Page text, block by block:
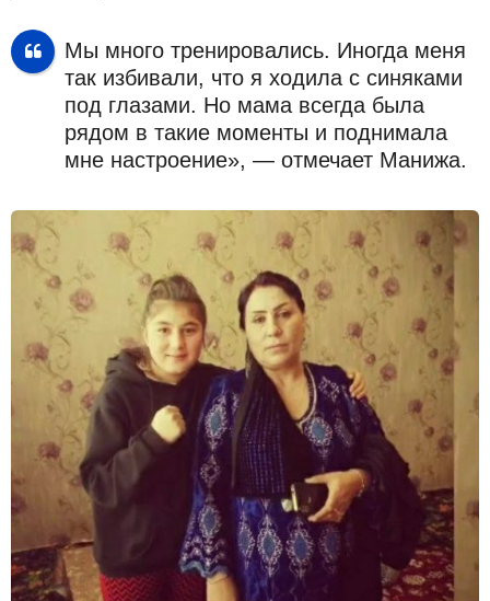
Мы много тренировались. Иногда меня
так избивали, что я ходила с синяками
под глазами. Но мама всегда была
рядом в такие моменты и поднимала
мне настроение», — отмечает Манижа.